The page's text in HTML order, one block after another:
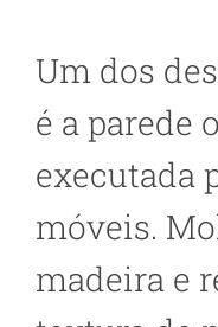
Um dos
é a parede
executada
móveis.
madeira e